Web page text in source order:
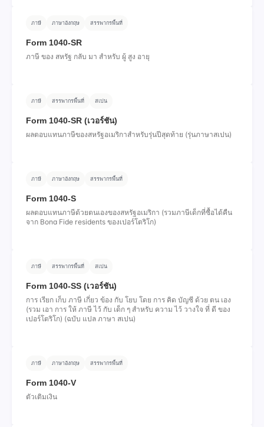
ภาษี ภาษาอังกฤษ สรรพากรพื้นที่
Form 1040-SR
ภาษี ของ สหรัฐ กลับ มา สําหรับ ผู้ สูง อายุ
ภาษี สรรพากรพื้นที่ สเปน
Form 1040-SR (เวอร์ชัน)
ผลตอบแทนภาษีของสหรัฐอเมริกาสําหรับรุ่นปีสุดท้าย (รุ่นภาษาสเปน)
ภาษี ภาษาอังกฤษ สรรพากรพื้นที่
Form 1040-S
ผลตอบแทนภาษีด้วยตนเองของสหรัฐอเมริกา (รวมภาษีเด็กที่ซื้อได้คืน
จาก Bona Fide residents ของเปอร์โตริโก)
ภาษี สรรพากรพื้นที่ สเปน
Form 1040-SS (เวอร์ชัน)
การ เรียก เก็บ ภาษี เกี่ยว ข้อง กับ โยบ โดย การ คิด บัญชี ด้วย ตน เอง
(รวม เอา การ ให้ ภาษี ไว้ กับ เด็ก ๆ สําหรับ ความ ไว้ วางใจ ที่ ดี ของ
เปอร์โตริโก) (ฉบับ แปล ภาษา สเปน)
ภาษี ภาษาอังกฤษ สรรพากรพื้นที่
Form 1040-V
ตัวเติมเงิน